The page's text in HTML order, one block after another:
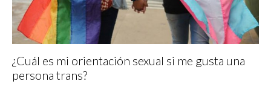
¿Cuál es mi orientación sexual si me gusta una
persona trans?